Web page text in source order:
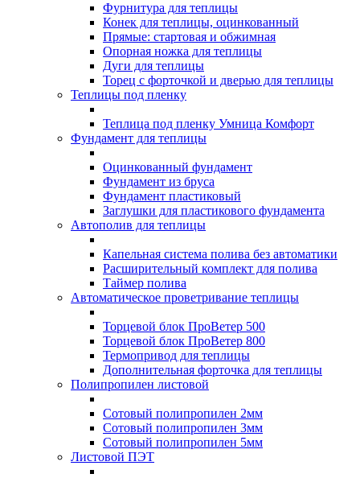
Фурнитура для теплицы
Конек для теплицы, оцинкованный
Прямые: стартовая и обжимная
Опорная ножка для теплицы
Дуги для теплицы
Торец с форточкой и дверью для теплицы
Теплицы под пленку
Теплица под пленку Умница Комфорт
Фундамент для теплицы
Оцинкованный фундамент
Фундамент из бруса
Фундамент пластиковый
Заглушки для пластикового фундамента
Автополив для теплицы
Капельная система полива без автоматики
Расширительный комплект для полива
Таймер полива
Автоматическое проветривание теплицы
Торцевой блок ПроВетер 500
Торцевой блок ПроВетер 800
Термопривод для теплицы
Дополнительная форточка для теплицы
Полипропилен листовой
Сотовый полипропилен 2мм
Сотовый полипропилен 3мм
Сотовый полипропилен 5мм
Листовой ПЭТ